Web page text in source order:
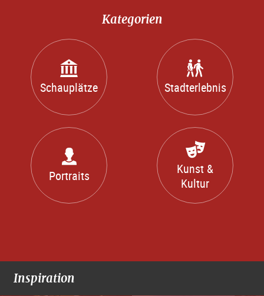
Kategorien
Schauplätze Stadterlebnis
Portraits
Kunst &
Kultur
Inspiration